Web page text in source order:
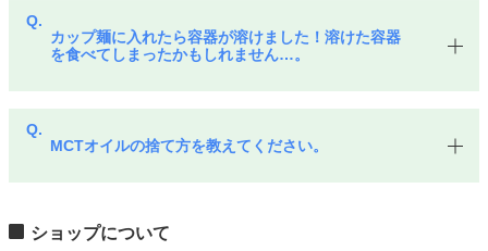
カップ麺に入れたら容器が溶けました！溶けた容器
を食べてしまったかもしれません…。
MCTオイルの捨て方を教えてください。
ショップについて